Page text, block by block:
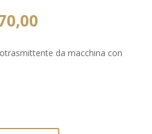
Il
attuale
è: da macchina con